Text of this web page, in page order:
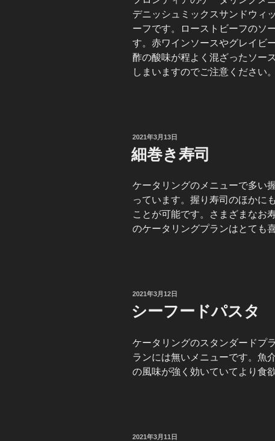
デニッシュミックスサンドウィ
ーフです。ローストビーフのソ
す。赤ワインソースやグレイビ
酢の酸味が程よく混ざったソー
しまいますのでご注意ください。
投
稿
日:
2021年3月13日
細巻き寿司
ケータリングのメニューで多い
っています。握り寿司のほかに
ことが可能です。さまざまなお
のケータリングプランはとても
投
日:
2021年3月12日
シーフードパスタ
ケータリングのスタンダードプ
ランには無いメニューです。魚
の風味が強く効いていてより食
投
2021年3月11日